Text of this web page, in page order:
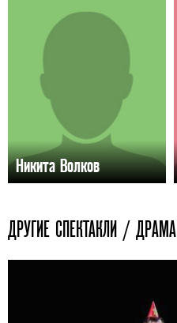
Никита Волков
ДРУГИЕ СПЕКТАКЛИ / ДРАМА